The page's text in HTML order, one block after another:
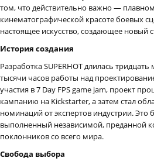
том, что действительно важно —
кинематографической красоте боевых
настоящее искусство, создающее новый
История создания
Разработка SUPERHOT длилась
тысячи часов работы над
участия в 7 Day FPS game jam, проект
кампанию на Kickstarter, а затем стал
номинаций от экспертов индустрии.
выполненный независимой, преданной
поклонников со всего мира.
Свобода выбора